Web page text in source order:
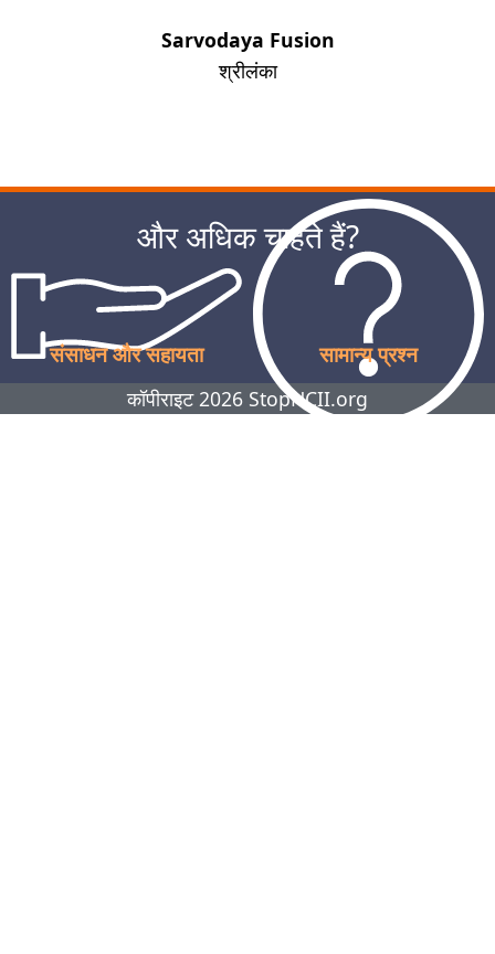
Sarvodaya Fusion
श्रीलंका
और अधिक चाहते हैं?
संसाधन और सहायता सामान्य प्रश्न
कॉपीराइट 2026 StopNCII.org